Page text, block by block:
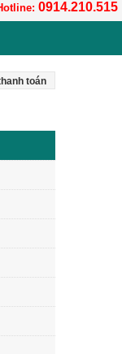
0914.210.515
toán